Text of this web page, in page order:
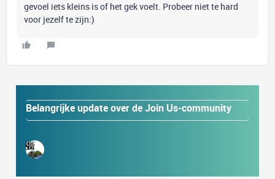
gevoel iets kleins is of het gek voelt. Probeer niet te hard
voor jezelf te zijn:)
Belangrijke update over de Join Us-community